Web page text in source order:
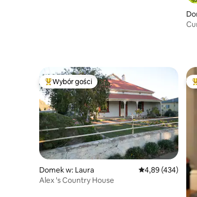
Najpopularniejsze z kategorii Wybór gości
Wybór gości
Domek w: Laura Średnia ocena:
4,89 (434)
Alex 's Country House